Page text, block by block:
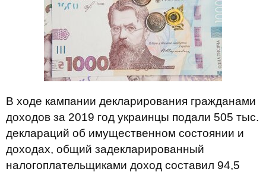
В ходе кампании декларирования гражданами
доходов за 2019 год украинцы подали 505 тыс.
деклараций об имущественном состоянии и
доходах, общий задекларированный
налогоплательщиками доход составил 94,5